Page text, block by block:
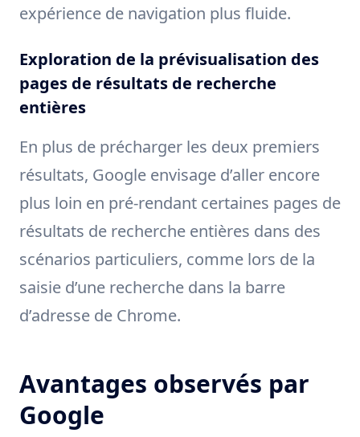
expérience de navigation plus fluide.
Exploration de la prévisualisation des
pages de résultats de recherche
entières
En plus de précharger les deux premiers
résultats, Google envisage d’aller encore
plus loin en pré-rendant certaines pages de
résultats de recherche entières dans des
scénarios particuliers, comme lors de la
saisie d’une recherche dans la barre
d’adresse de Chrome.
Avantages observés par
Google